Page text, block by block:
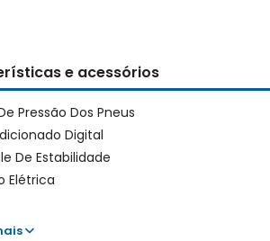
e acessórios
Pressão Dos Pneus
Digital
De Estabilidade
Elétrica